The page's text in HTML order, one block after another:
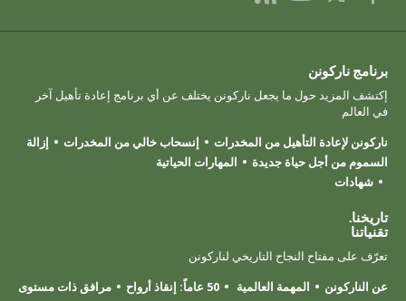
برنامج ناركونن
إكتشف المزيد حول ما يجعل ناركونن يختلف عن أي برنامج إعادة تأهيل آخر
في العالم
ناركونن لإعادة التأهيل من المخدرات
إنسحاب خالي من المخدرات
إزالة
السموم من أجل حياة جديدة
المهارات الحياتية
شهادات
تاريخنا.
تقنياتنا
تعرّف على مفتاح النجاح التاريخي لناركونن
عن الناركونن
المهمة العالمية 50 عاماً: إنقاذ أرواح
مرافق ذات مستوى